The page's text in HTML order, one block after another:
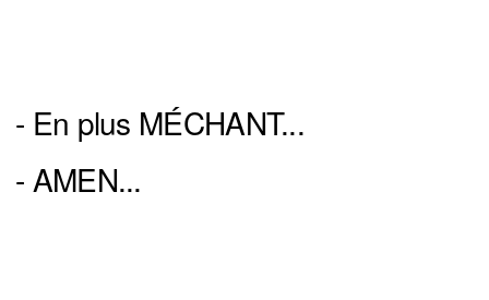
- En plus MÉCHANT...
- AMEN...